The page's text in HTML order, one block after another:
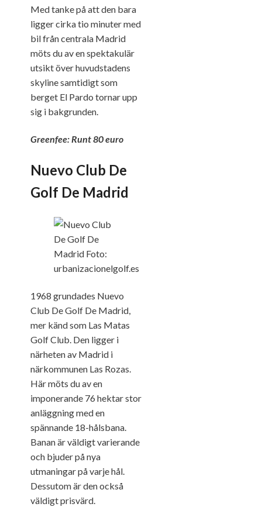
Med tanke på att den bara
ligger cirka tio minuter med
bil från centrala Madrid
möts du av en spektakulär
utsikt över huvudstadens
skyline samtidigt som
berget El Pardo tornar upp
sig i bakgrunden.
Greenfee: Runt 80 euro
Nuevo Club De
Golf De Madrid
1968 grundades Nuevo
Club De Golf De Madrid,
mer känd som Las Matas
Golf Club. Den ligger i
närheten av Madrid i
närkommunen Las Rozas.
Här möts du av en
imponerande 76 hektar stor
anläggning med en
spännande 18-hålsbana.
Banan är väldigt varierande
och bjuder på nya
utmaningar på varje hål.
Dessutom är den också
väldigt prisvärd.